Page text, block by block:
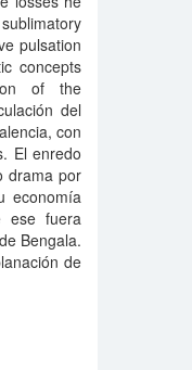
pulsation
concepts
of the
del
con
El enredo
drama por
economía
ese fuera
Bengala.
de